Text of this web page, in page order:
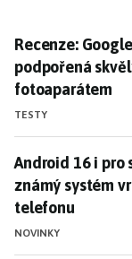
Recenze:
Recenze:
podpořená
fotoaparátem
TESTY
Android 16 i
Android 16 i pro
známý systém
telefonu
NOVINKY